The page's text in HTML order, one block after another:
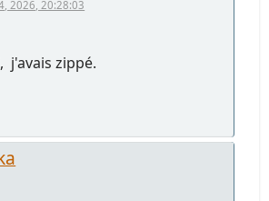
2026, 20:28:03
j'avais zippé.